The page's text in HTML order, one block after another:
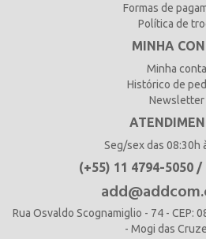
Formas de
Política de
MINHA
Minha conta
Histórico de
Newsletter
Seg/sex das 08:30h
(+55) 11 4794-5050 /
Rua Osvaldo Scognamiglio - 74 - CEP:
- Mogi das